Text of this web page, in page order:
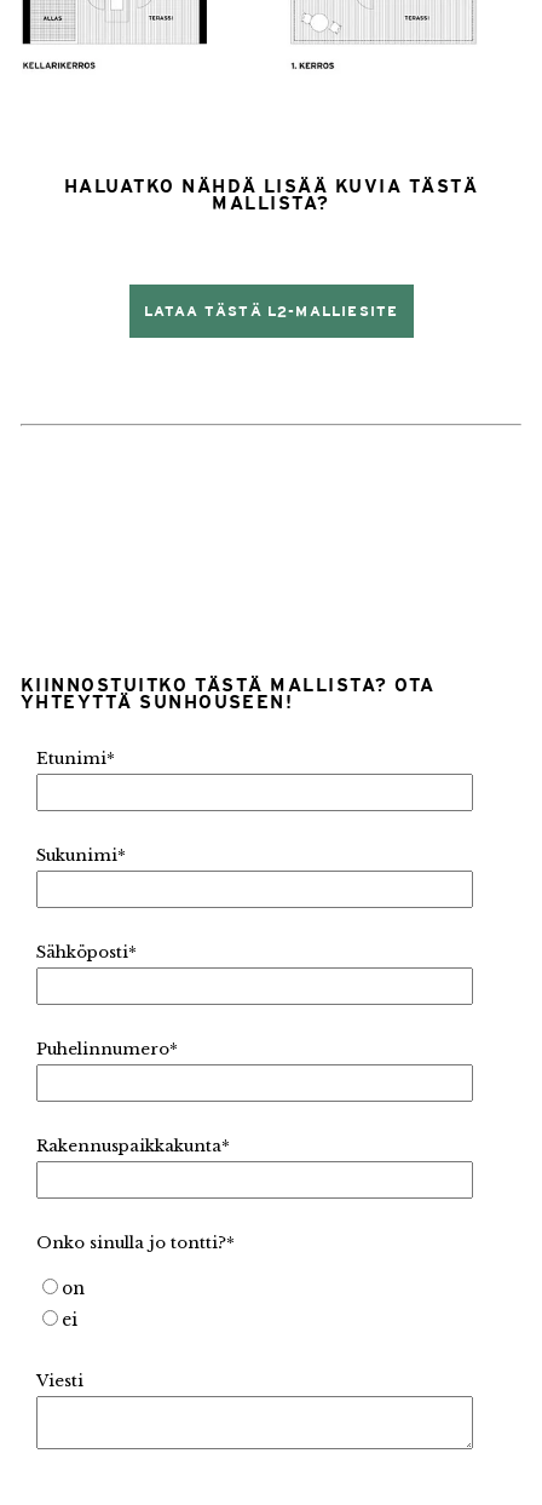
HALUATKO NÄHDÄ LISÄÄ KUVIA TÄSTÄ
MALLISTA?
LATAA TÄSTÄ L2-MALLIESITE
KIINNOSTUITKO TÄSTÄ MALLISTA? OTA
YHTEYTTÄ SUNHOUSEEN!
Etunimi*
Sukunimi*
Sähköposti*
Puhelinnumero*
Rakennuspaikkakunta*
Onko sinulla jo tontti?*
on
ei
Viesti